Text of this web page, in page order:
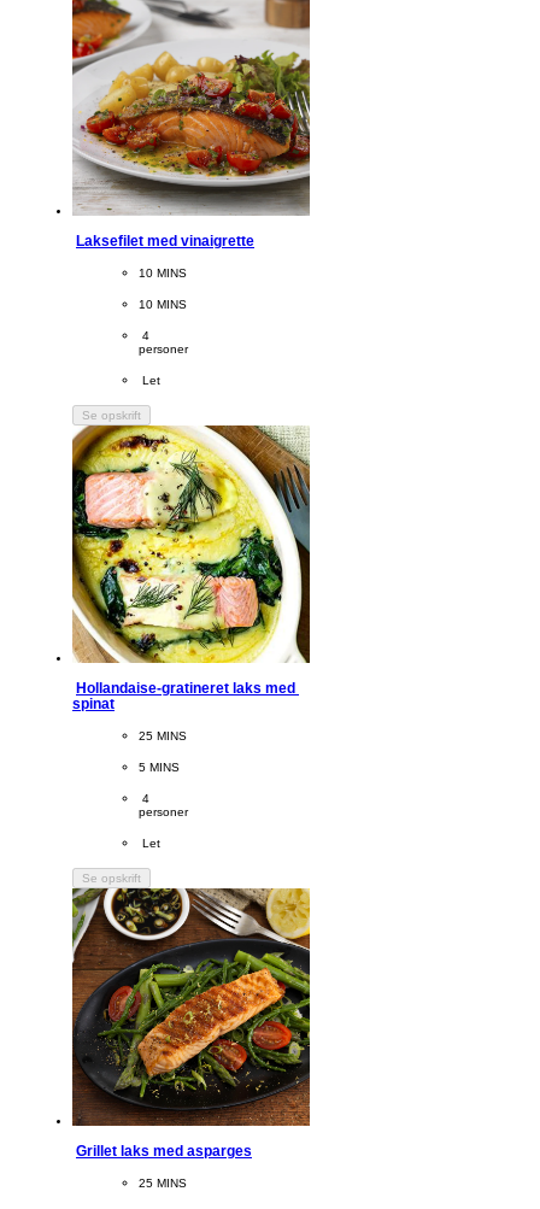
Laksefilet med vinaigrette
CookingTime
10 MINS
PreparationTime
10 MINS
Servings
4
personer
Difficulty
Let
Se opskrift
Hollandaise-gratineret laks med
spinat
CookingTime
25 MINS
PreparationTime
5 MINS
Servings
4
personer
Difficulty
Let
Se opskrift
Grillet laks med asparges
CookingTime
25 MINS